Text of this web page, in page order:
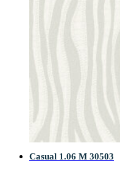
Casual 1.06 M 30503